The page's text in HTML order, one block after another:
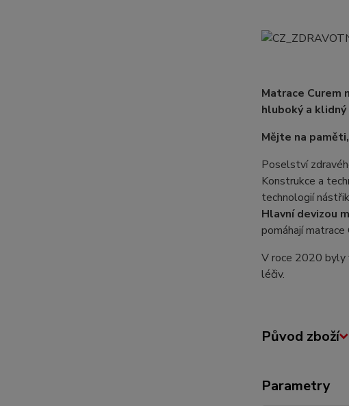
Matrace Curem
hluboký a
Mějte na
Poselství
Konstrukce a
technologií
Hlavní devizou
pomáhají
V roce 2020 byly
léčiv.
Původ zboží
Parametry